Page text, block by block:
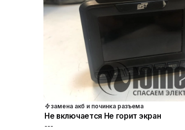
замена акб и починка разъема
Не включается Не горит экран
---